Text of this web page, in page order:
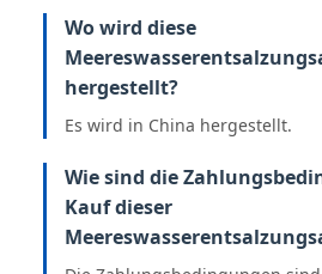
Wo wird diese
hergestellt?
Es wird in China hergestellt.
Wie sind die
Kauf dieser